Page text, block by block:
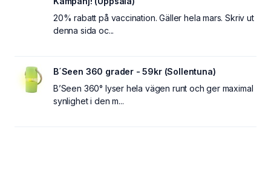
20% rabatt på vaccination. Gäller hela mars. Skriv ut
denna sida oc...
B´Seen 360 grader - 59kr (Sollentuna)
B’Seen 360° lyser hela vägen runt och ger maximal
synlighet i den m...